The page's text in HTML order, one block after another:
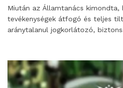
Miután az Államtanács kimondta,
tevékenységek átfogó és teljes
aránytalanul jogkorlátozó,